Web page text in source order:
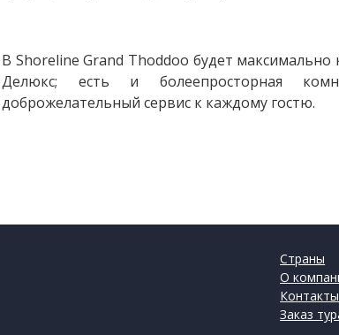
В Shoreline Grand Thoddoo будет
Делюкс; есть и болеепросторная
доброжелательный сервис к каждому гостю.
Страны
О
Контакты
Заказ